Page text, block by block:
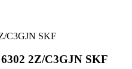
C3GJN SKF
2Z/C3GJN SKF